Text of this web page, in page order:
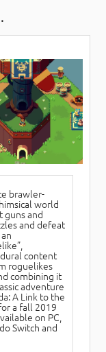
brawler-
world
guns and
and defeat
content
roguelikes
combining it
adventure
A Link to the
a fall 2019
on PC,
Switch and